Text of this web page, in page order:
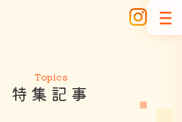
Topics
特 集 記 事